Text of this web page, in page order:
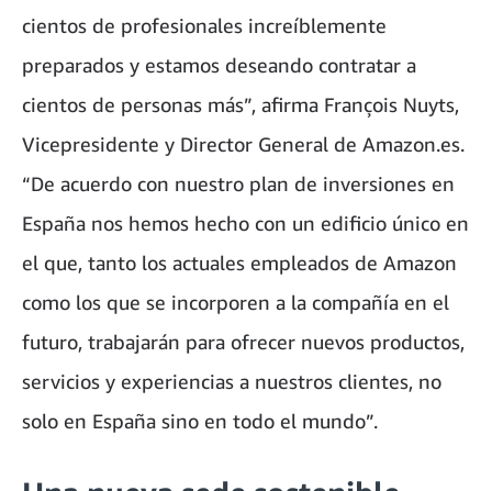
cientos de profesionales increíblemente
preparados y estamos deseando contratar a
cientos de personas más”, afirma François Nuyts,
Vicepresidente y Director General de Amazon.es.
“De acuerdo con nuestro plan de inversiones en
España nos hemos hecho con un edificio único en
el que, tanto los actuales empleados de Amazon
como los que se incorporen a la compañía en el
futuro, trabajarán para ofrecer nuevos productos,
servicios y experiencias a nuestros clientes, no
solo en España sino en todo el mundo”.